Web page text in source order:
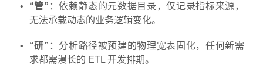
“管” ：依赖静态的元数据目录，仅记录指标来源，
无法承载动态的业务逻辑变化。
“研” ：分析路径被预建的物理宽表固化，任何新需
求都需漫长的 ETL 开发排期。